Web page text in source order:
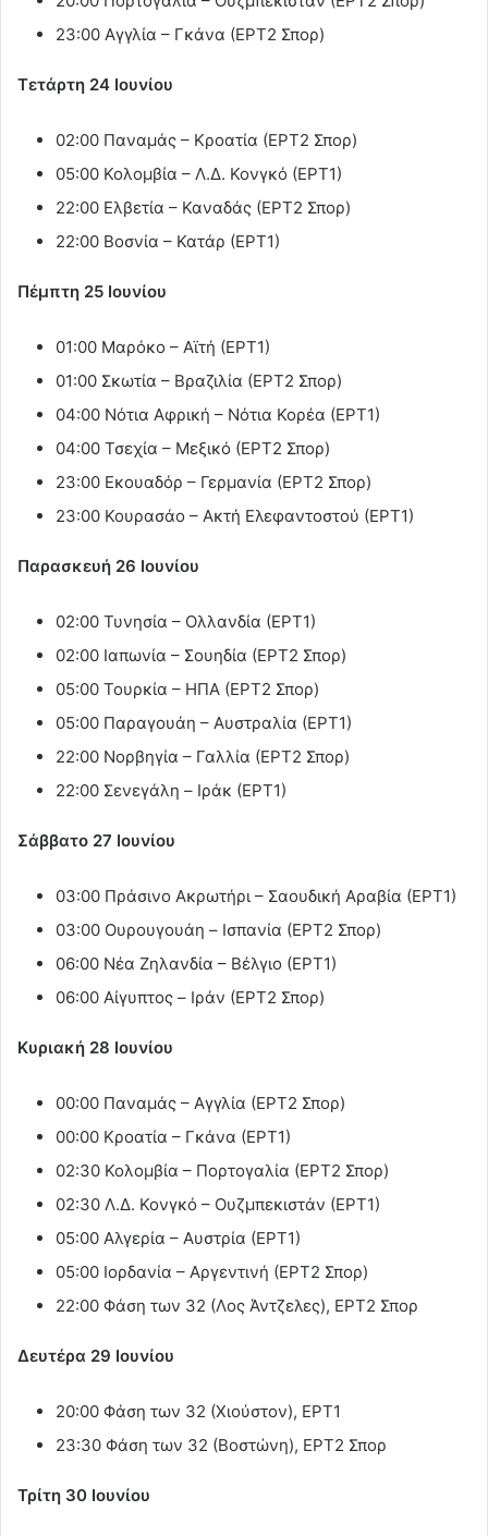
23:00 Αγγλία – Γκάνα (ΕΡΤ2 Σπορ)
Τετάρτη 24 Ιουνίου
02:00 Παναμάς – Κροατία (ΕΡΤ2 Σπορ)
05:00 Κολομβία – Λ.Δ. Κονγκό (ΕΡΤ1)
22:00 Ελβετία – Καναδάς (ΕΡΤ2 Σπορ)
22:00 Βοσνία – Κατάρ (ΕΡΤ1)
Πέμπτη 25 Ιουνίου
01:00 Μαρόκο – Αϊτή (ΕΡΤ1)
01:00 Σκωτία – Βραζιλία (ΕΡΤ2 Σπορ)
04:00 Νότια Αφρική – Νότια Κορέα (ΕΡΤ1)
04:00 Τσεχία – Μεξικό (ΕΡΤ2 Σπορ)
23:00 Εκουαδόρ – Γερμανία (ΕΡΤ2 Σπορ)
23:00 Κουρασάο – Ακτή Ελεφαντοστού (ΕΡΤ1)
Παρασκευή 26 Ιουνίου
02:00 Τυνησία – Ολλανδία (ΕΡΤ1)
02:00 Ιαπωνία – Σουηδία (ΕΡΤ2 Σπορ)
05:00 Τουρκία – ΗΠΑ (ΕΡΤ2 Σπορ)
05:00 Παραγουάη – Αυστραλία (ΕΡΤ1)
22:00 Νορβηγία – Γαλλία (ΕΡΤ2 Σπορ)
22:00 Σενεγάλη – Ιράκ (ΕΡΤ1)
Σάββατο 27 Ιουνίου
03:00 Πράσινο Ακρωτήρι – Σαουδική Αραβία (ΕΡΤ1)
03:00 Ουρουγουάη – Ισπανία (ΕΡΤ2 Σπορ)
06:00 Νέα Ζηλανδία – Βέλγιο (ΕΡΤ1)
06:00 Αίγυπτος – Ιράν (ΕΡΤ2 Σπορ)
Κυριακή 28 Ιουνίου
00:00 Παναμάς – Αγγλία (ΕΡΤ2 Σπορ)
00:00 Κροατία – Γκάνα (ΕΡΤ1)
02:30 Κολομβία – Πορτογαλία (ΕΡΤ2 Σπορ)
02:30 Λ.Δ. Κονγκό – Ουζμπεκιστάν (ΕΡΤ1)
05:00 Αλγερία – Αυστρία (ΕΡΤ1)
05:00 Ιορδανία – Αργεντινή (ΕΡΤ2 Σπορ)
22:00 Φάση των 32 (Λος Άντζελες), ΕΡΤ2 Σπορ
Δευτέρα 29 Ιουνίου
20:00 Φάση των 32 (Χιούστον), ΕΡΤ1
23:30 Φάση των 32 (Βοστώνη), ΕΡΤ2 Σπορ
Τρίτη 30 Ιουνίου